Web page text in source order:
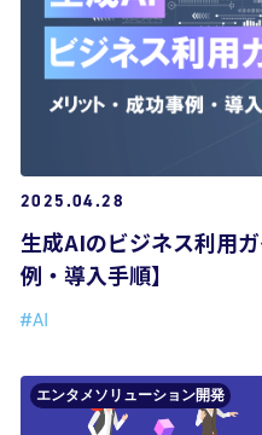
2025.04.28
生成AIのビジネス利用
例・導入手順】
#AI
エンタメソリューション開発